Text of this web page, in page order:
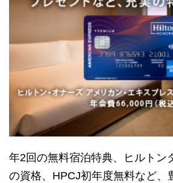
年2回の無料宿泊特典、ヒルトン
の資格、HPCJ初年度無料など、